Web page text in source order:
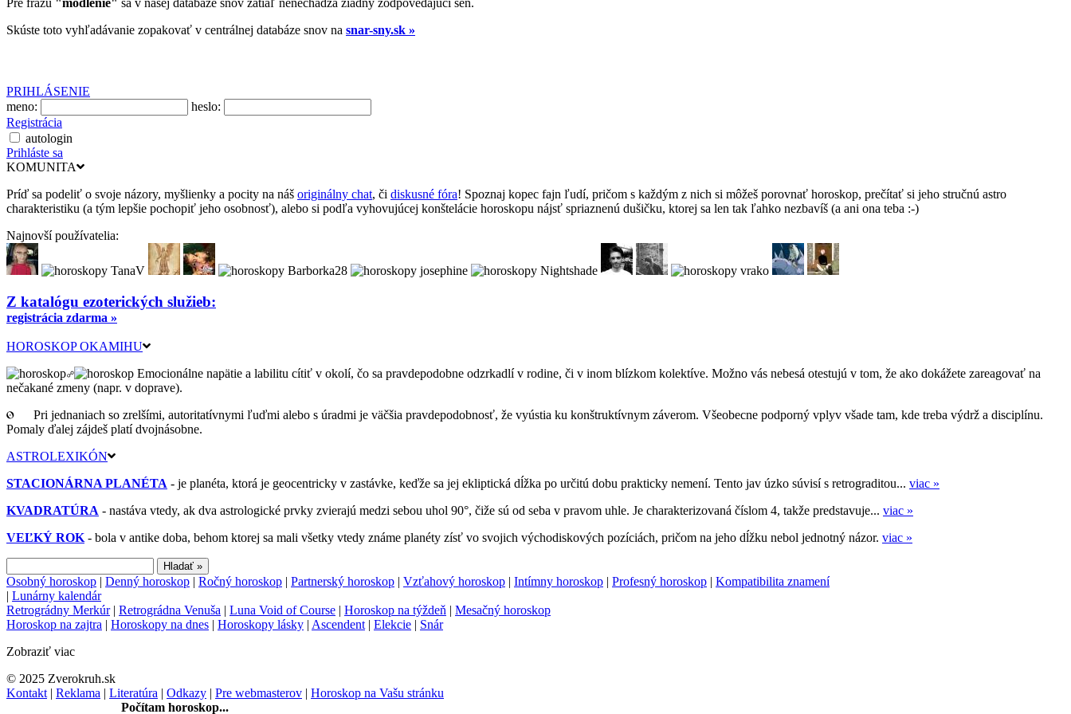
Pre frázu "modlenie" sa v našej databáze snov zatiaľ nenechádza žiadny zodpovedajúci sen.
Skúste toto vyhľadávanie zopakovať v centrálnej databáze snov na snar-sny.sk »
PRIHLÁSENIE
meno:
heslo:
Registrácia
autologin
Prihláste sa
KOMUNITA
Príď sa podeliť o svoje názory, myšlienky a pocity na náš originálny chat, či diskusné fóra! Spoznaj kopec fajn ľudí, pričom s každým z nich si môžeš porovnať horoskop, prečítať si jeho stručnú astro
charakteristiku (a tým lepšie pochopiť jeho osobnosť), alebo si podľa vyhovujúcej konštelácie horoskopu nájsť spriaznenú dušičku, ktorej sa len tak ľahko nezbavíš (a ani ona teba :-)
Najnovší používatelia:
Z katalógu ezoterických služieb:
registrácia zdarma »
HOROSKOP OKAMIHU
Emocionálne napätie a labilitu cítiť v okolí, čo sa pravdepodobne odzrkadlí v rodine, či v inom blízkom kolektíve. Možno vás nebesá otestujú v tom, že ako dokážete zareagovať na
nečakané zmeny (napr. v doprave).
Pri jednaniach so zrelšími, autoritatívnymi ľuďmi alebo s úradmi je väčšia pravdepodobnosť, že vyústia ku konštruktívnym záverom. Všeobecne podporný vplyv všade tam, kde treba výdrž a disciplínu.
Pomaly ďalej zájdeš platí dvojnásobne.
ASTROLEXIKÓN
STACIONÁRNA PLANÉTA - je planéta, ktorá je geocentricky v zastávke, keďže sa jej ekliptická dĺžka po určitú dobu prakticky nemení. Tento jav úzko súvisí s retrograditou... viac »
KVADRATÚRA - nastáva vtedy, ak dva astrologické prvky zvierajú medzi sebou uhol 90°, čiže sú od seba v pravom uhle. Je charakterizovaná číslom 4, takže predstavuje... viac »
VEĽKÝ ROK - bola v antike doba, behom ktorej sa mali všetky vtedy známe planéty zísť vo svojich východiskových pozíciách, pričom na jeho dĺžku nebol jednotný názor. viac »
Osobný horoskop | Denný horoskop | Ročný horoskop | Partnerský horoskop | Vzťahový horoskop | Intímny horoskop | Profesný horoskop | Kompatibilita znamení
| Lunárny kalendár
Retrográdny Merkúr| Retrográdna Venuša | Luna Void of Course | Horoskop na týždeň | Mesačný horoskop
Horoskop na zajtra | Horoskopy na dnes | Horoskopy lásky | Ascendent | Elekcie | Snár
Zobraziť viac
© 2025 Zverokruh.sk
Kontakt | Reklama | Literatúra | Odkazy | Pre webmasterov | Horoskop na Vašu stránku
Počítam horoskop...